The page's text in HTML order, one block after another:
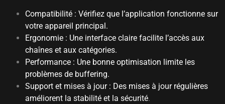
Compatibilité : Vérifiez que l’application fonctionne sur
votre appareil principal.
Ergonomie : Une interface claire facilite l’accès aux
chaînes et aux catégories.
Performance : Une bonne optimisation limite les
problèmes de buffering.
Support et mises à jour : Des mises à jour régulières
améliorent la stabilité et la sécurité.